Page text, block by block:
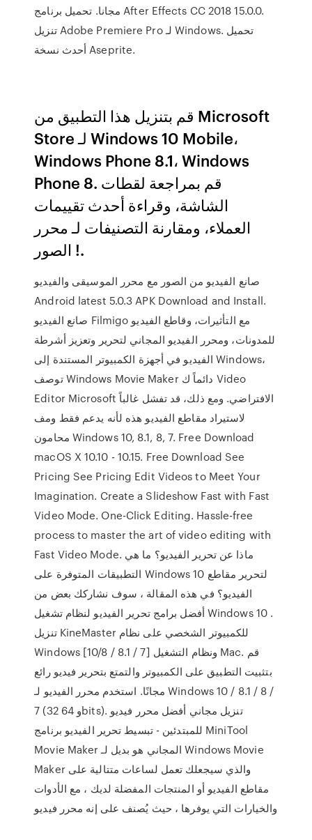
مجانا. تحميل برنامج After Effects CC 2018 15.0.0.
تنزيل Adobe Premiere Pro لـ Windows. تحميل
أحدث نسخة Aseprite.
قم بتنزيل هذا التطبيق من Microsoft
Store لـ Windows 10 Mobile،
Windows Phone 8.1، Windows
Phone 8. قم بمراجعة لقطات
الشاشة، وقراءة أحدث تقييمات
العملاء، ومقارنة التصنيفات لـ محرر
الصور !.
صانع الفيديو من الصور مع محرر الموسيقى والفيديو
Android latest 5.0.3 APK Download and Install.
صانع الفيديو Filmigo مع التأثيرات، وقاطع الفيديو
للمدونات، ومحرر الفيديو المجاني لتحرير وتعزيز أشرطة
الفيديو في أجهزة الكمبيوتر المستندة إلى Windows،
توصف Windows Movie Maker دائماً ك Video
Editor Microsoft الافتراضي. ومع ذلك، قد تفشل غالباً
لاستيراد مقاطع الفيديو هذه لأنه يدعم فقط ومف
محامون Windows 10, 8.1, 8, 7. Free Download
macOS X 10.10 - 10.15. Free Download See
Pricing See Pricing Edit Videos to Meet Your
Imagination. Create a Slideshow Fast with Fast
Video Mode. One-Click Editing. Hassle-free
process to master the art of video editing with
Fast Video Mode. ماذا عن تحرير الفيديو؟ ما هي
التطبيقات المتوفرة على Windows 10 لتحرير مقاطع
الفيديو؟ في هذه المقالة ، سوف نشاركك بعض من
أفضل برامج تحرير الفيديو لنظام تشغيل Windows 10 .
تنزيل KineMaster للكمبيوتر الشخصي على نظام
Windows [10/8 / 8.1 / 7] ونظام التشغيل Mac. قم
بتثبيت التطبيق على الكمبيوتر والتمتع بتحرير فيديو رائع
مجانًا. استخدم محرر الفيديو لـ Windows 10 / 8.1 / 8 /
7 (32 و 64bits). تنزيل مجاني أفضل محرر فيديو
للمبتدئين - تبسيط تحرير الفيديو برنامج MiniTool
Movie Maker المجاني هو بديل لـ Windows Movie
Maker والذي سيجعلك تعمل لساعات متتالية على
مقاطع الفيديو أو المنتجات المفضلة لديك ، مع الأدوات
والخيارات التي يوفرها ، حيث يُصنف على إنه محرر فيديو